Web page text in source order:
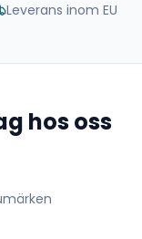
Leverans inom EU
hos oss